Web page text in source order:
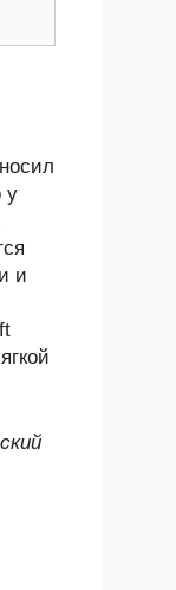
у
и